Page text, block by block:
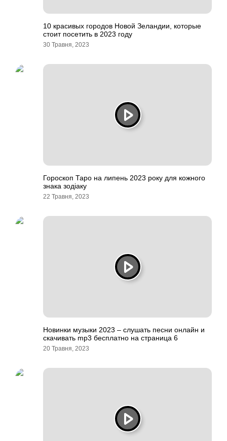
10 красивых городов Новой Зеландии, которые
стоит посетить в 2023 году
30 Травня, 2023
Гороскоп Таро на липень 2023 року для кожного
знака зодіаку
22 Травня, 2023
Новинки музыки 2023 – слушать песни онлайн и
скачивать mp3 бесплатно на страница 6
20 Травня, 2023